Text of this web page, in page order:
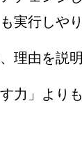
実行しや
理由を説明
力」より